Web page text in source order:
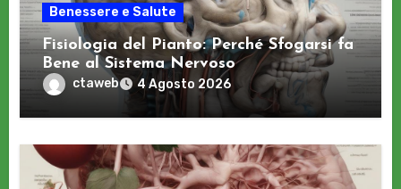
Benessere e Salute
Fisiologia del Pianto: Perché Sfogarsi fa
Bene al Sistema Nervoso
ctaweb 4 Agosto 2026